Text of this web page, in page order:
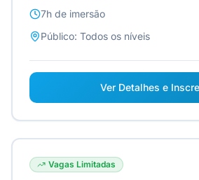
7h de imersão
Público: Todos os níveis
Ver Detalhes e
Vagas Limitadas